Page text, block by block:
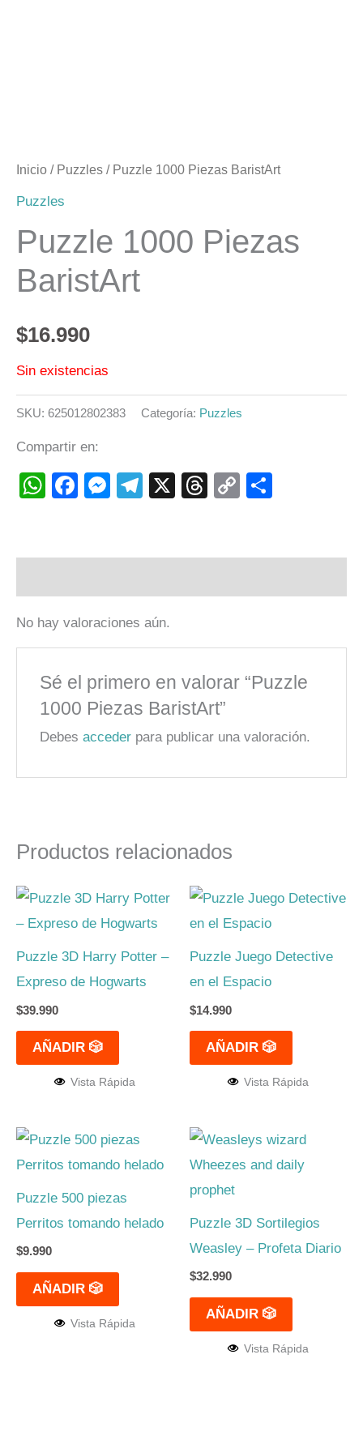
Inicio / Puzzles / Puzzle 1000 Piezas BaristArt
Puzzles
Puzzle 1000 Piezas
BaristArt
$16.990
Sin existencias
SKU: 625012802383 Categoría: Puzzles
Compartir en:
WhatsApp
Facebook
Messenger
Telegram
X Threads
Copy
No hay valoraciones aún.
Sé el primero en valorar “Puzzle
1000 Piezas BaristArt”
Debesacceder para publicar una valoración.
Productos relacionados
Puzzle 3D Harry Potter –
Expreso de Hogwarts
$39.990
AÑADIR 🎲
Vista Rápida
Puzzle Juego Detective
en el Espacio
$14.990
AÑADIR 🎲
Vista Rápida
Puzzle 500 piezas
Perritos tomando helado
$9.990
AÑADIR 🎲
Vista Rápida
Puzzle 3D Sortilegios
Weasley – Profeta Diario
$32.990
AÑADIR 🎲
Vista Rápida